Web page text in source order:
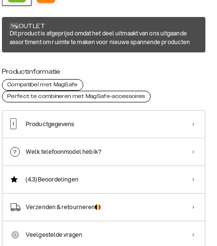
OUTLET
Dit product is afgeprijsd omdat het deel uitmaakt van ons uitgaande
assortiment om ruimte te maken voor nieuwe spannende producten
Productinformatie
Compatibel met MagSafe
Perfect te combineren met MagSafe-accessoires
Productgegevens
Welk telefoonmodel heb ik?
(4.3)Beoordelingen
Verzenden & retourneren
Veelgestelde vragen